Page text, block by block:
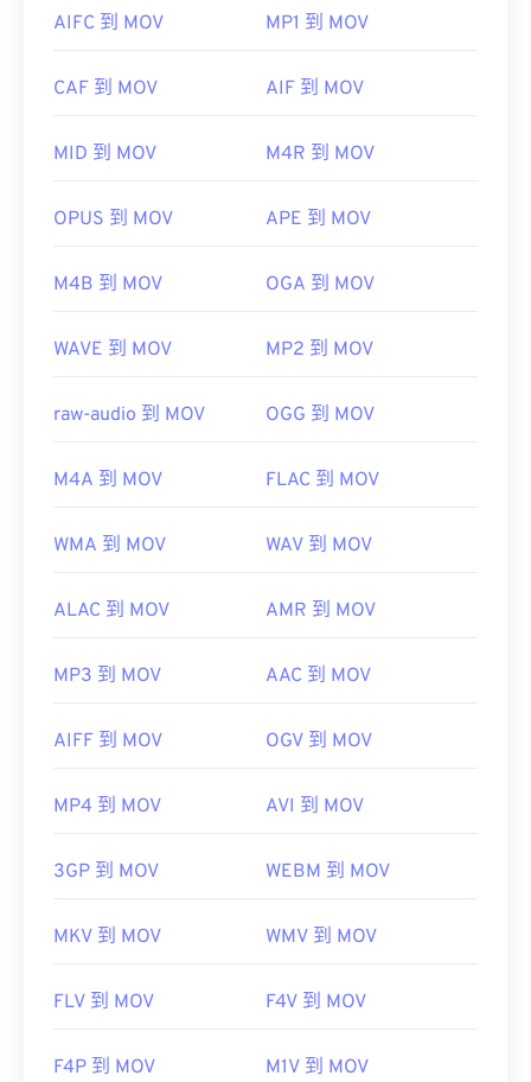
有用的链接：
https://support.apple.com/guide/quicktime-
请注意，另外两种文件类型也使用 MOV 扩展名。它
戏相关。Apple 并未开发这些技术，因此它们无法在
开发者：
首次发行： 2001年
https://en.wikipedia.org/wiki/QuickTime_File_Format
CH203-BBCGDDDF
AIFC 到 MOV MP1 到 MOV
CAF 到 MOV AIF 到 MOV
MID 到 MOV M4R 到 MOV
OPUS 到 MOV APE 到 MOV
M4B 到 MOV OGA 到 MOV
WAVE 到 MOV MP2 到 MOV
raw-audio 到 MOV OGG 到 MOV
M4A 到 MOV FLAC 到 MOV
WMA 到 MOV WAV 到 MOV
ALAC 到 MOV AMR 到 MOV
MP3 到 MOV AAC 到 MOV
AIFF 到 MOV OGV 到 MOV
MP4 到 MOV AVI 到 MOV
3GP 到 MOV WEBM 到 MOV
MKV 到 MOV WMV 到 MOV
FLV 到 MOV F4V 到 MOV
F4P 到 MOV M1V 到 MOV